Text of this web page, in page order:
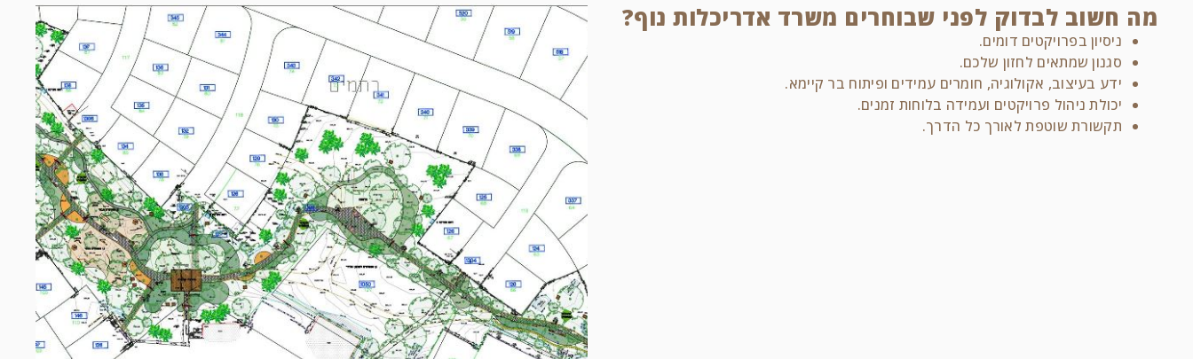
מה חשוב לבדוק לפני שבוחרים משרד אדריכלות נוף?
ניסיון בפרויקטים דומים.
סגנון שמתאים לחזון שלכם.
ידע בעיצוב, אקולוגיה, חומרים עמידים ופיתוח בר קיימא.
יכולת ניהול פרויקטים ועמידה בלוחות זמנים.
תקשורת שוטפת לאורך כל הדרך.